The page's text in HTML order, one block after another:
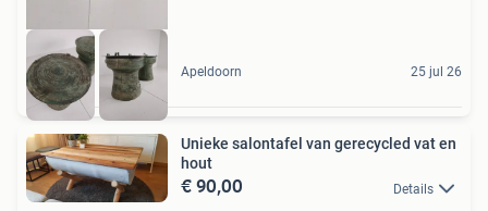
Apeldoorn 25 jul 26
Unieke salontafel van gerecycled vat en
hout
€ 90,00 Details